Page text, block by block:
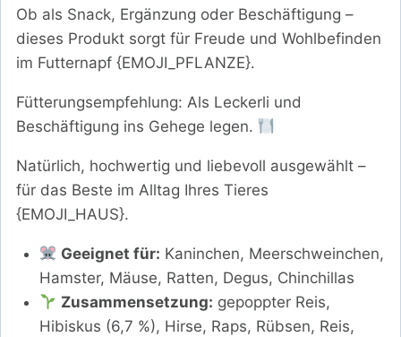
Ob als Snack, Ergänzung oder Beschäftigung –
dieses Produkt sorgt für Freude und Wohlbefinden
im Futternapf {EMOJI_PFLANZE}.
Fütterungsempfehlung: Als Leckerli und
Beschäftigung ins Gehege legen.
Natürlich, hochwertig und liebevoll ausgewählt –
für das Beste im Alltag Ihres Tieres
{EMOJI_HAUS}.
Geeignet für: Kaninchen, Meerschweinchen,
Hamster, Mäuse, Ratten, Degus, Chinchillas
Zusammensetzung: gepoppter Reis,
Hibiskus (6,7 %), Hirse, Raps, Rübsen, Reis,